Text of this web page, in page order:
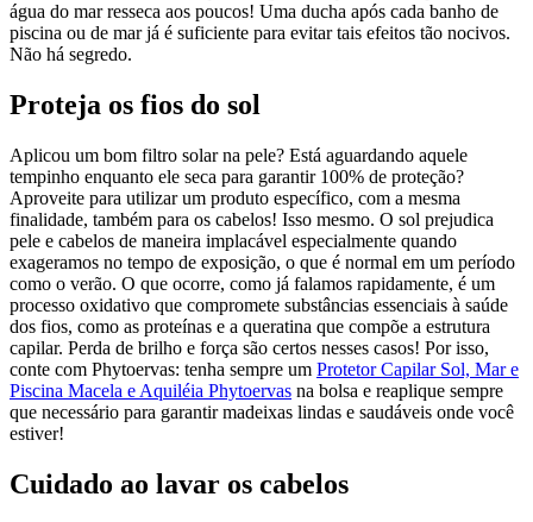
água do mar resseca aos poucos! Uma ducha após cada banho de
piscina ou de mar já é suficiente para evitar tais efeitos tão nocivos.
Não há segredo.
Proteja os fios do sol
Aplicou um bom filtro solar na pele? Está aguardando aquele
tempinho enquanto ele seca para garantir 100% de proteção?
Aproveite para utilizar um produto específico, com a mesma
finalidade, também para os cabelos! Isso mesmo. O sol prejudica
pele e cabelos de maneira implacável especialmente quando
exageramos no tempo de exposição, o que é normal em um período
como o verão. O que ocorre, como já falamos rapidamente, é um
processo oxidativo que compromete substâncias essenciais à saúde
dos fios, como as proteínas e a queratina que compõe a estrutura
capilar. Perda de brilho e força são certos nesses casos! Por isso,
conte com Phytoervas: tenha sempre um Protetor Capilar Sol, Mar e
Piscina Macela e Aquiléia Phytoervas na bolsa e reaplique sempre
que necessário para garantir madeixas lindas e saudáveis onde você
estiver!
Cuidado ao lavar os cabelos